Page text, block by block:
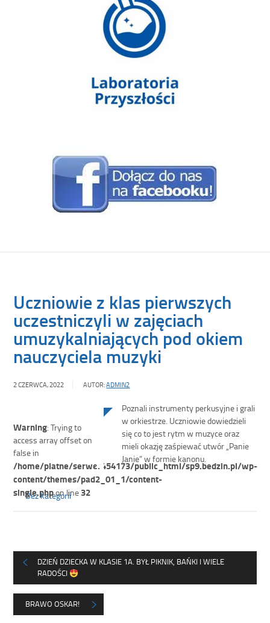
Uczniowie z klas pierwszych
uczestniczyli w zajęciach
umuzykalniających pod okiem
nauczyciela muzyki
2 CZERWCA, 2022 AUTOR:ADMIN2
Warning: Trying to
access array offset on
false in
/home/platne/serwer454173/public_html/sp9.bedzin.pl/wp-
content/themes/pad2_01_1/content-
single.phpon line 32
Poznali instrumenty perkusyjne i grali
w orkiestrze. Uczniowie dowiedzieli
się co to jest rytm w muzyce oraz
mieli okazję zaśpiewać utwór „Panie
Janie” w formie kanonu.
Bez kategorii
DZIEŃ DZIECKA W KLASIE 1A. BYŁ PIKNIK, BAŃKI I WIELE
RADOŚCI
BRAWO OSKAR!